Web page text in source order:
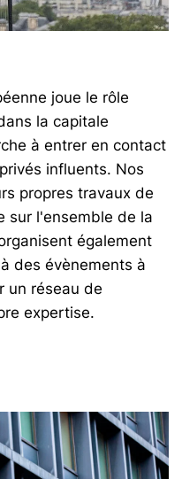
joue le rôle
la capitale
à entrer en contact
influents. Nos
propres travaux de
sur l'ensemble de la
également
des évènements à
un réseau de
expertise.